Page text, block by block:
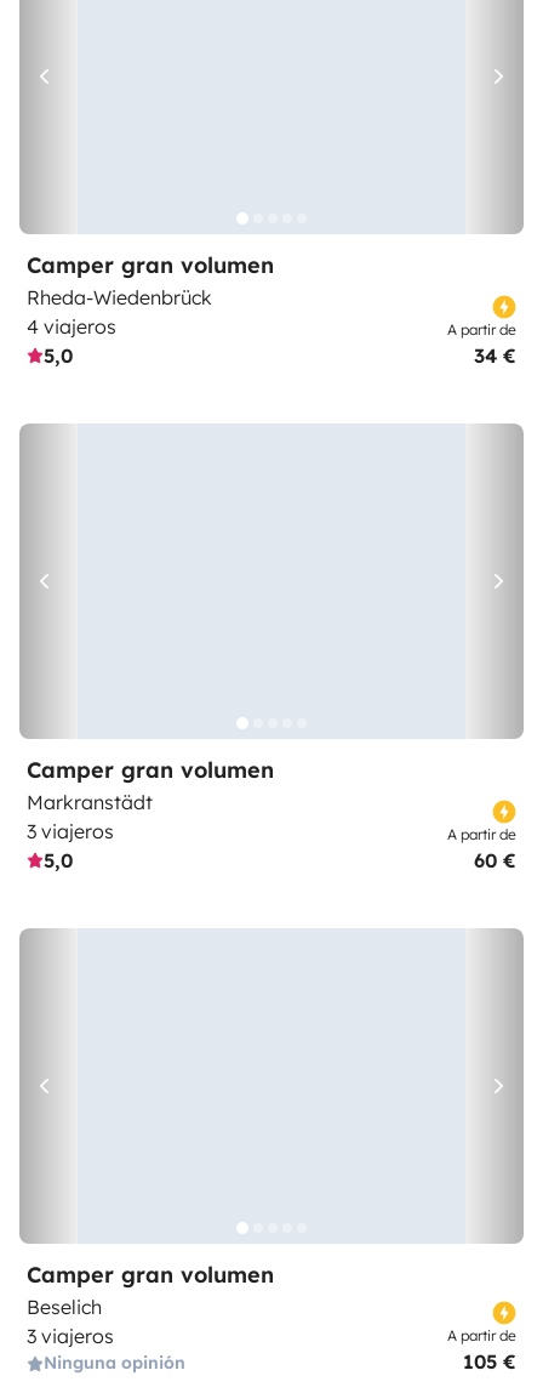
Camper gran volumen
Rheda-Wiedenbrück
4 viajeros
5,0
A partir de
34 €
Camper gran volumen
Markranstädt
3 viajeros
5,0
A partir de
60 €
Camper gran volumen
Beselich
3 viajeros
Ninguna opinión
A partir de
105 €